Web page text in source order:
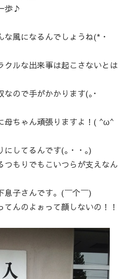
歩♪
風になるんでしょうね(*・
クルな出来事は起こさないとは
なので手がかかります(｡･
母ちゃん頑張りますよ！( ^ω^
にしてるんです(｡・・｡)
つもりでもこいつらが支えなん
息子さんです。(￣个￣)
んのよぉって顔しないの！！